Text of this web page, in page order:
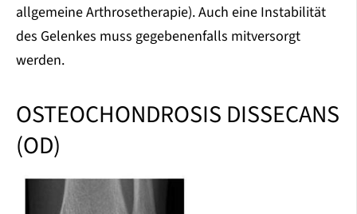
allgemeine Arthrosetherapie). Auch eine Instabilität
des Gelenkes muss gegebenenfalls mitversorgt
werden.
OSTEOCHONDROSIS DISSECANS
(OD)